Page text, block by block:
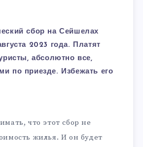
сбор на Сейшелах
2023 года. Платят
абсолютно все,
по приезде. Избежать его
что этот сбор не
жилья. И он будет